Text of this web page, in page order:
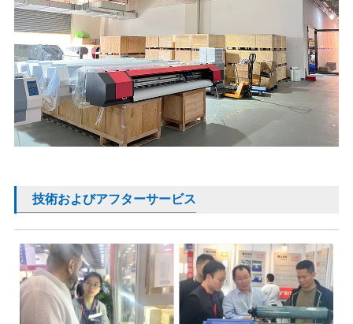
技術およびアフターサービス